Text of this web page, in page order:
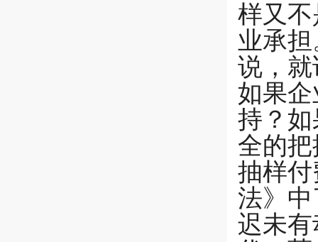
样又
业承
说，
如果
持？
全的
抽样
法》
迟未